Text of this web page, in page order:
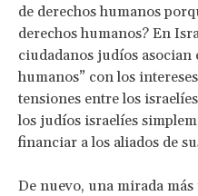
de derechos humanos
derechos humanos? En
ciudadanos judíos asocian
humanos” con los
tensiones entre los
los judíos israelíes
financiar a los aliados de
De nuevo, una mirada